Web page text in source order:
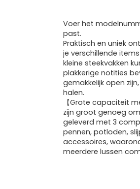
Voer het
past.
Praktisch en uniek
je verschillende
kleine steekvakken
plakkerige notities
gemakkelijk open
halen.
【Grote capaciteit
zijn groot genoeg
geleverd met 3
pennen, potloden,
accessoires,
meerdere lussen